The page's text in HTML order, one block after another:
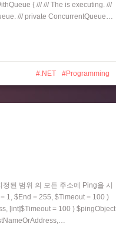
{ /// /// The is executing. ///
/// private ConcurrentQueue…
.NET Programming
된 범위 의 모든 주소에 Ping을 시
1, $End = 255, $Timeout = 100 )
[int]$Timeout = 100 ) $pingObject